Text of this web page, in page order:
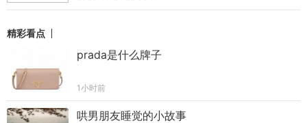
精彩看点
prada是什么牌子
1小时前
哄男朋友睡觉的小故事